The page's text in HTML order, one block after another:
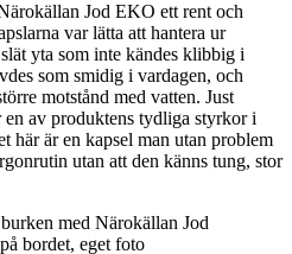
Jod EKO ett rent och
var lätta att hantera ur
yta som inte kändes klibbig i
som smidig i vardagen, och
motstånd med vatten. Just
av produktens tydliga styrkor i
här är en kapsel man utan problem
utan att den känns tung, stor